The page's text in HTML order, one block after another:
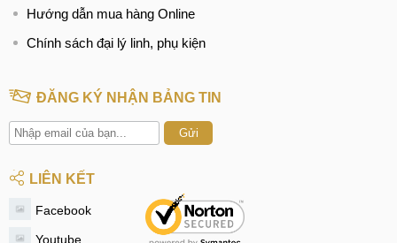
Hướng dẫn mua hàng Online
Chính sách đại lý linh, phụ kiện
ĐĂNG KÝ NHẬN BẢNG TIN
Gửi
LIÊN KẾT
Facebook
Youtube